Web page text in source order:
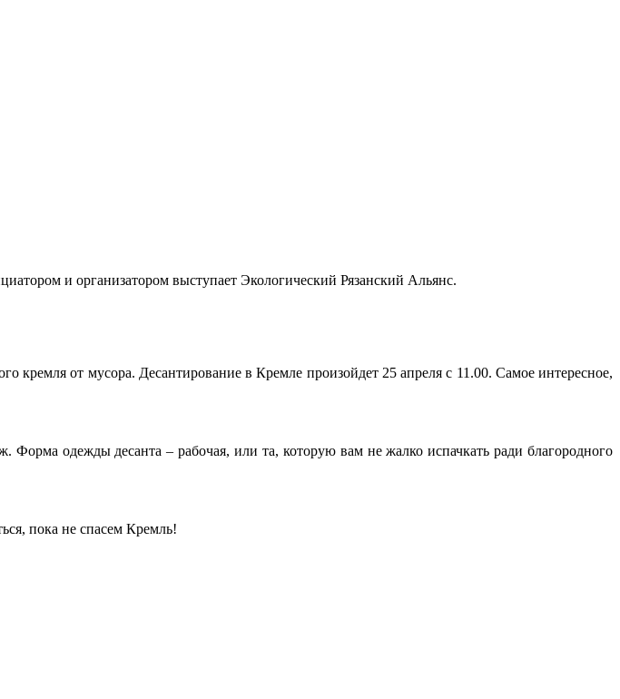
и организатором выступает Экологический Рязанский Альянс.
кремля от мусора. Десантирование в Кремле произойдет 25 апреля с 11.00. Самое интересное,
одежды десанта – рабочая, или та, которую вам не жалко испачкать ради благородного
пока не спасем Кремль!